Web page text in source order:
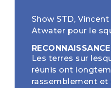
Show STD,
Atwater pour le
Les terres sur
réunis ont
rassemblement et